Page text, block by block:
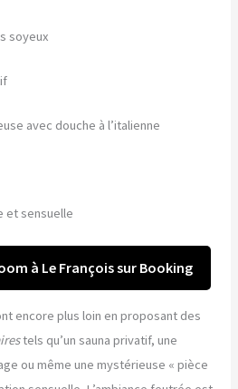
soyeux
avec douche à l’italienne
et sensuelle
à Le François sur Booking
encore plus loin en proposant des
tels qu’un sauna privatif, une
ou même une mystérieuse « pièce